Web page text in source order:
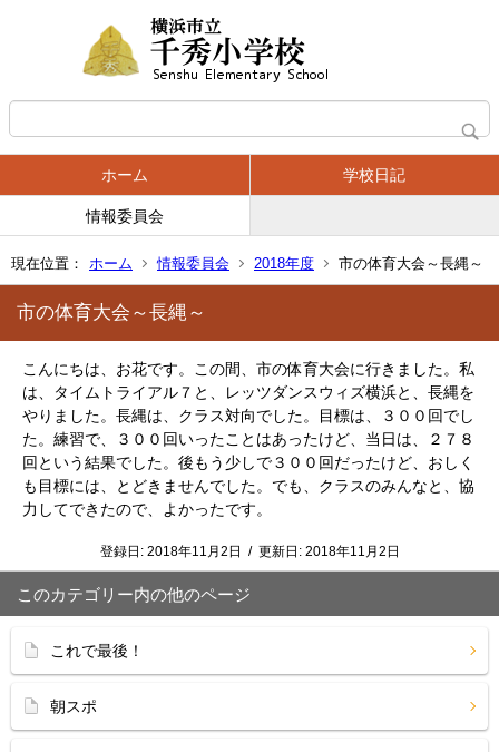
ホーム 学校日記
情報委員会
現在位置： ホーム 情報委員会 2018年度 市の体育大会～長縄～
市の体育大会～長縄～
こんにちは、お花です。この間、市の体育大会に行きました。私
は、タイムトライアル７と、レッツダンスウィズ横浜と、長縄を
やりました。長縄は、クラス対向でした。目標は、３００回でし
た。練習で、３００回いったことはあったけど、当日は、２７８
回という結果でした。後もう少しで３００回だったけど、おしく
も目標には、とどきませんでした。でも、クラスのみんなと、協
力してできたので、よかったです。
登録日: 2018年11月2日 / 更新日: 2018年11月2日
このカテゴリー内の他のページ
これで最後！
朝スポ